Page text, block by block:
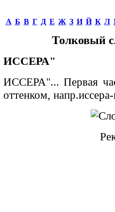
А Б В Г Д Е Ж З И Й К Л
Толковый
ИССЕРА"
ИССЕРА"... Первая
оттенком,